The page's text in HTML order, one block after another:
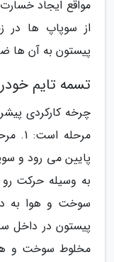
مواقع ایجاد
از سوپاپ ها در
پیستون به آن ها
تسمه تایم
چرخه کارکردی
پایین می رود و
به وسیله حرکت
پیستون در داخل